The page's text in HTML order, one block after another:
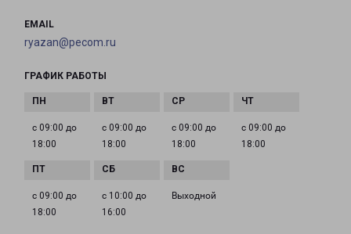
EMAIL
ryazan@pecom.ru
ГРАФИК РАБОТЫ
с 09:00 до
18:00
с 09:00 до
18:00
с 09:00 до
18:00
с 09:00 до
18:00
с 09:00 до
18:00
с 10:00 до
16:00
Выходной